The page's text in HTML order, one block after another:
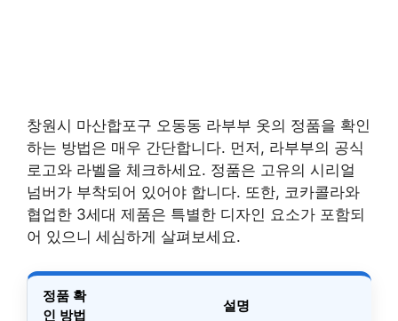
창원시 마산합포구 오동동 라부부 옷의 정품을 확인
하는 방법은 매우 간단합니다. 먼저, 라부부의 공식
로고와 라벨을 체크하세요. 정품은 고유의 시리얼
넘버가 부착되어 있어야 합니다. 또한, 코카콜라와
협업한 3세대 제품은 특별한 디자인 요소가 포함되
어 있으니 세심하게 살펴보세요.
정품 확
인 방법
설명